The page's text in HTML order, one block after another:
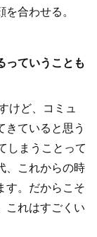
合わせる。
っていうことも
けど、コミュ
ていると思う
しまうことって
、これからの時
す。だからこそ
これはすごくい